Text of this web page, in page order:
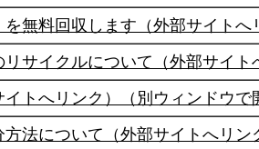
無料回収します（外部サイトへ
サイクルについて（外部サイト
トへリンク）（別ウィンドウで
法について（外部サイトへリン